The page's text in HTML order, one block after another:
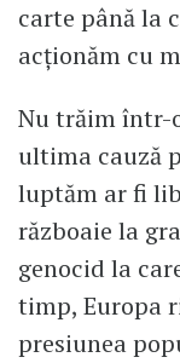
carte până la
acționăm cu
Nu trăim într-
ultima cauză
luptăm ar fi
războaie la
genocid la
timp, Europa
presiunea